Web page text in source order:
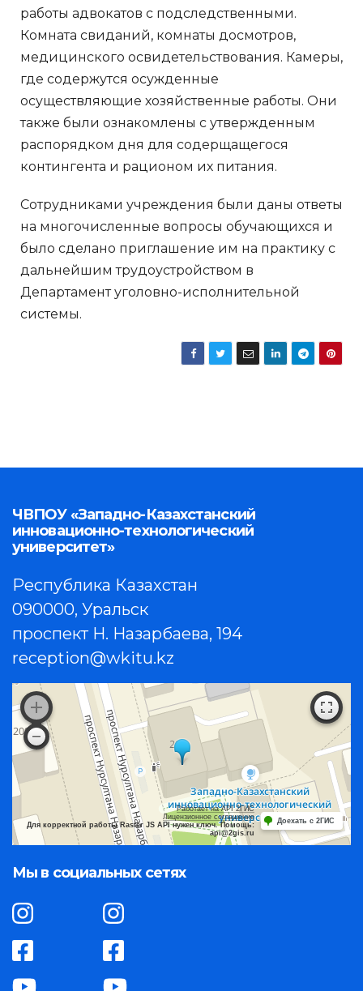
работы адвокатов с подследственными.
Комната свиданий, комнаты досмотров,
медицинского освидетельствования. Камеры,
где содержутся осужденные
осуществляющие хозяйственные работы. Они
также были ознакомлены с утвержденным
распорядком дня для содерщащегося
контингента и рационом их питания.
Сотрудниками учреждения были даны ответы
на многочисленные вопросы обучающихся и
было сделано приглашение им на практику с
дальнейшим трудоустройством в
Департамент уголовно-исполнительной
системы.
ЧВПОУ «Западно-Казахстанский
инновационно-технологический
университет»
Республика Казахстан
090000, Уральск
проспект Н. Назарбаева, 194
reception@wkitu.kz
Работает на API 2ГИС
Лицензионное соглашение
Для корректной работы Raster JS API нужен ключ. Помощь:
api@2gis.ru
Доехать с 2ГИС
Мы в социальных сетях